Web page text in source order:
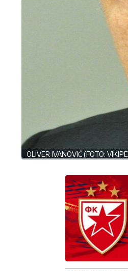
OLIVER IVANOVIĆ (FOTO: